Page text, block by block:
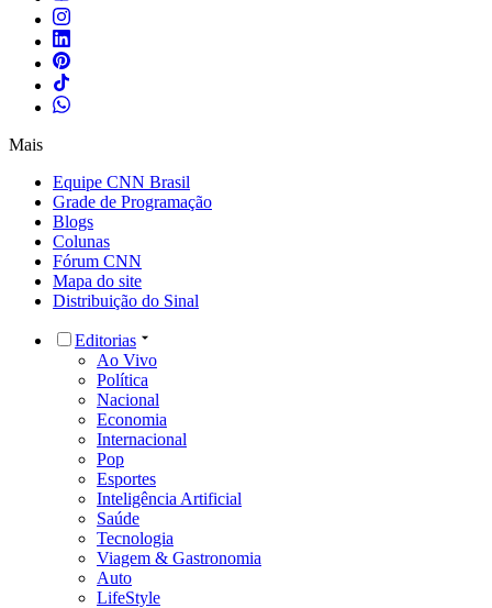
Mais
Equipe CNN Brasil
Grade de Programação
Blogs
Colunas
Fórum CNN
Mapa do site
Distribuição do Sinal
Editorias
Ao Vivo
Política
Nacional
Economia
Internacional
Pop
Esportes
Inteligência Artificial
Saúde
Tecnologia
Viagem & Gastronomia
Auto
LifeStyle